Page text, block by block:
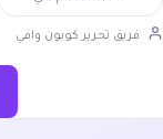
فريق تحرير كوبون وافي